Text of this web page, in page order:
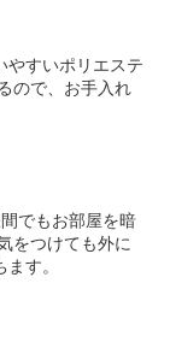
やすいポリエステ
ので、お手入れ
でもお部屋を暗
をつけても外に
す。